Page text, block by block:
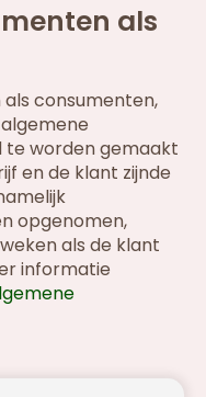
als
als consumenten,
te worden gemaakt
en de klant zijnde
opgenomen,
als de klant
informatie